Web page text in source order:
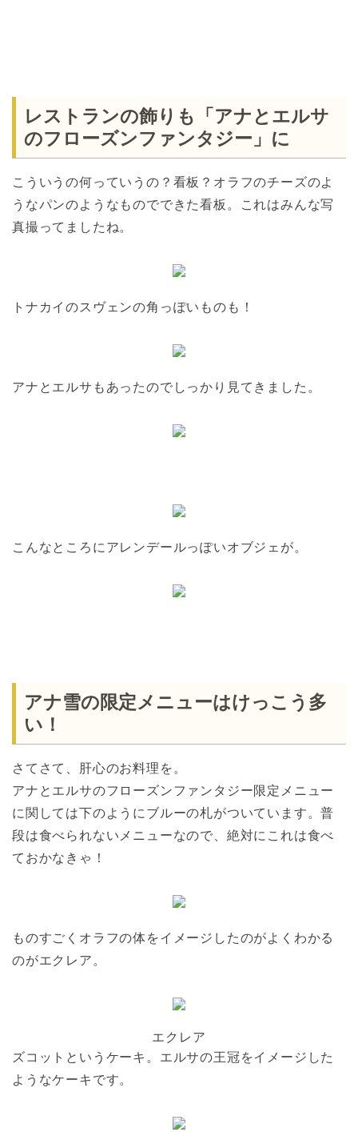
レストランの飾りも「アナとエルサ
のフローズンファンタジー」に
こういうの何っていうの？看板？オラフのチーズのよ
うなパンのようなものでできた看板。これはみんな写
真撮ってましたね。
トナカイのスヴェンの角っぽいものも！
アナとエルサもあったのでしっかり見てきました。
こんなところにアレンデールっぽいオブジェが。
アナ雪の限定メニューはけっこう多
い！
さてさて、肝心のお料理を。
アナとエルサのフローズンファンタジー限定メニュー
に関しては下のようにブルーの札がついています。普
段は食べられないメニューなので、絶対にこれは食べ
ておかなきゃ！
ものすごくオラフの体をイメージしたのがよくわかる
のがエクレア。
エクレア
ズコットというケーキ。エルサの王冠をイメージした
ようなケーキです。